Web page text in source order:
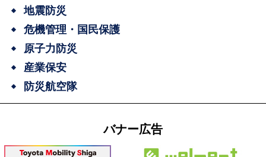
地震防災
危機管理・国民保護
原子力防災
産業保安
防災航空隊
バナー広告